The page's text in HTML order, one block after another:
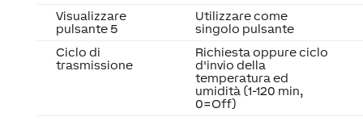
Visualizzare
pulsante 5
Utilizzare come
singolo pulsante
Ciclo di
trasmissione
Richiesta oppure ciclo
d'invio della
temperatura ed
umidità (1-120 min,
0=Off)